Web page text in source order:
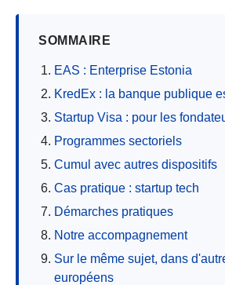
SOMMAIRE
EAS : Enterprise Estonia
KredEx : la banque publique
Startup Visa : pour les
Programmes sectoriels
Cumul avec autres dispositifs
Cas pratique : startup tech
Démarches pratiques
Notre accompagnement
Sur le même sujet, dans
européens